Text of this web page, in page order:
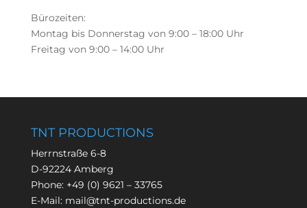
Bürozeiten:
Montag bis Donnerstag von 9:00 – 18:00 Uhr
Freitag von 9:00 – 14:00 Uhr
TNT PRODUCTIONS
Herrnstraße 6-8
D-92224 Amberg
Phone: +49 (0) 9621 – 33765
E-Mail: mail@tnt-productions.de